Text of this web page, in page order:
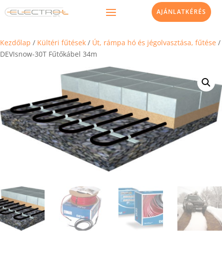
AJÁNLATKÉRÉS
Kezdőlap / Kültéri fűtések / Út, rámpa hó és jégolvasztása, fűtése /
DEVIsnow-30T Fűtőkábel 34m